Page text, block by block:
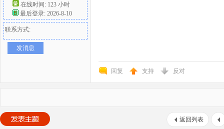
在线时间: 123 小时
最后登录: 2026-8-10
联系方式:
发消息
回复 支持 反对
返回列表